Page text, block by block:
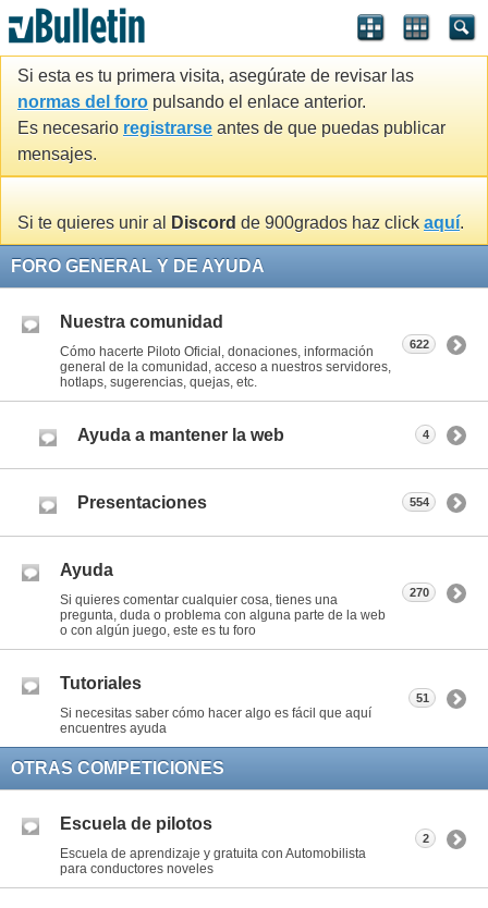
Si esta es tu primera visita, asegúrate de revisar las
normas del foro pulsando el enlace anterior.
Es necesario registrarse antes de que puedas publicar
mensajes.
Si te quieres unir al Discord de 900grados haz click aquí.
FORO GENERAL Y DE AYUDA
Nuestra comunidad
Cómo hacerte Piloto Oficial, donaciones, información
general de la comunidad, acceso a nuestros servidores,
hotlaps, sugerencias, quejas, etc.
622
Ayuda a mantener la web 4
Presentaciones 554
Ayuda
Si quieres comentar cualquier cosa, tienes una
pregunta, duda o problema con alguna parte de la web
o con algún juego, este es tu foro
270
Tutoriales
Si necesitas saber cómo hacer algo es fácil que aquí
encuentres ayuda
51
OTRAS COMPETICIONES
Escuela de pilotos
Escuela de aprendizaje y gratuita con Automobilista
para conductores noveles
2